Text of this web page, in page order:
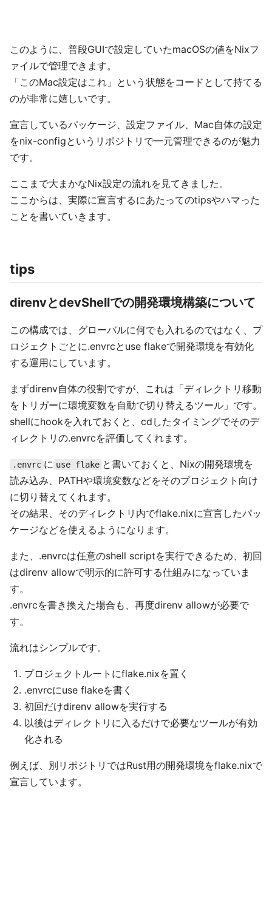
このように、普段GUIで設定していたmacOSの値をNixフ
ァイルで管理できます。
「このMac設定はこれ」という状態をコードとして持てる
のが非常に嬉しいです。
宣言しているパッケージ、設定ファイル、Mac自体の設定
をnix-configというリポジトリで一元管理できるのが魅力
です。
ここまで大まかなNix設定の流れを見てきました。
ここからは、実際に宣言するにあたってのtipsやハマった
ことを書いていきます。
tips
direnvとdevShellでの開発環境構築について
この構成では、グローバルに何でも入れるのではなく、プ
ロジェクトごとに.envrcとuse flakeで開発環境を有効化
する運用にしています。
まずdirenv自体の役割ですが、これは「ディレクトリ移動
をトリガーに環境変数を自動で切り替えるツール」です。
shellにhookを入れておくと、cdしたタイミングでそのデ
ィレクトリの.envrcを評価してくれます。
.envrc に use flake と書いておくと、Nixの開発環境を
読み込み、PATHや環境変数などをそのプロジェクト向け
に切り替えてくれます。
その結果、そのディレクトリ内でflake.nixに宣言したパッ
ケージなどを使えるようになります。
また、.envrcは任意のshell scriptを実行できるため、初回
はdirenv allowで明示的に許可する仕組みになっていま
す。
.envrcを書き換えた場合も、再度direnv allowが必要で
す。
流れはシンプルです。
プロジェクトルートにflake.nixを置く
.envrcにuse flakeを書く
初回だけdirenv allowを実行する
以後はディレクトリに入るだけで必要なツールが有効
化される
例えば、別リポジトリではRust用の開発環境をflake.nixで
宣言しています。